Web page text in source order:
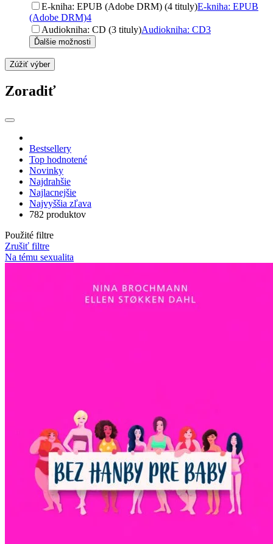
E-kniha: EPUB (Adobe DRM) (4 tituly)E-kniha: EPUB
(Adobe DRM)4
Audiokniha: CD (3 tituly)Audiokniha: CD3
Ďalšie možnosti
Zúžiť výber
Zoradiť
Bestsellery
Top hodnotené
Novinky
Najdrahšie
Najlacnejšie
Najvyššia zľava
782 produktov
Použité filtre
Zrušiť filtre
Na tému sexualita